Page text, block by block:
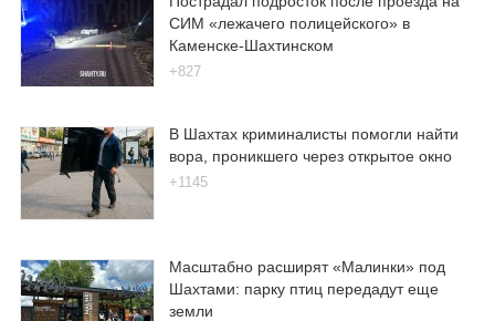
СИМ «лежачего полицейского» в
Каменске-Шахтинском
+827
В Шахтах криминалисты помогли найти
вора, проникшего через открытое окно
+1145
Масштабно расширят «Малинки» под
Шахтами: парку птиц передадут еще
земли